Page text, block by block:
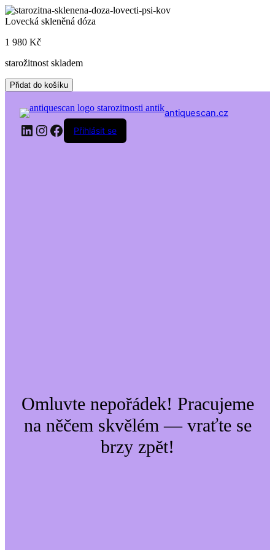
Skip
to
Lovecká skleněná dóza
1 980 Kč
starožitnost skladem
Lovecká
skleněná
množství
Přidat do košíku
antiquescan.cz
LinkedIn
Instagram
Facebook
Přihlásit se
Omluvte nepořádek! Pracujeme
na něčem skvělém — vraťte se
brzy zpět!